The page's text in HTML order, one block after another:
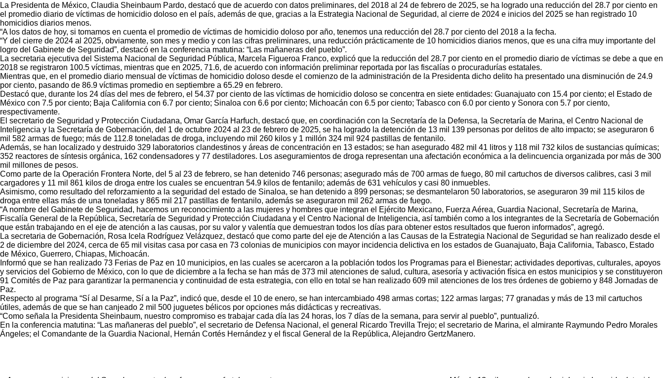
La Presidenta de México, Claudia Sheinbaum Pardo, destacó que de acuerdo con datos preliminares, del 2018 al 24 de febrero de 2025, se ha logrado una reducción del 28.7 por ciento en
el promedio diario de víctimas de homicidio doloso en el país, además de que, gracias a la Estrategia Nacional de Seguridad, al cierre de 2024 e inicios del 2025 se han registrado 10
homicidios diarios menos.
“A los datos de hoy, si tomamos en cuenta el promedio de víctimas de homicidio doloso por año, tenemos una reducción del 28.7 por ciento del 2018 a la fecha.
“Y del cierre de 2024 al 2025, obviamente, son mes y medio y con las cifras preliminares, una reducción prácticamente de 10 homicidios diarios menos, que es una cifra muy importante del
logro del Gabinete de Seguridad”, destacó en la conferencia matutina: “Las mañaneras del pueblo”.
La secretaria ejecutiva del Sistema Nacional de Seguridad Pública, Marcela Figueroa Franco, explicó que la reducción del 28.7 por ciento en el promedio diario de víctimas se debe a que en
2018 se registraron 100.5 víctimas, mientras que en 2025, 71.6, de acuerdo con información preliminar reportada por las fiscalías o procuradurías estatales.
Mientras que, en el promedio diario mensual de víctimas de homicidio doloso desde el comienzo de la administración de la Presidenta dicho delito ha presentado una disminución de 24.9
por ciento, pasando de 86.9 víctimas promedio en septiembre a 65.29 en febrero.
Destacó que, durante los 24 días del mes de febrero, el 54.37 por ciento de las víctimas de homicidio doloso se concentra en siete entidades: Guanajuato con 15.4 por ciento; el Estado de
México con 7.5 por ciento; Baja California con 6.7 por ciento; Sinaloa con 6.6 por ciento; Michoacán con 6.5 por ciento; Tabasco con 6.0 por ciento y Sonora con 5.7 por ciento,
respectivamente.
El secretario de Seguridad y Protección Ciudadana, Omar García Harfuch, destacó que, en coordinación con la Secretaría de la Defensa, la Secretaría de Marina, el Centro Nacional de
Inteligencia y la Secretaría de Gobernación, del 1 de octubre 2024 al 23 de febrero de 2025, se ha logrado la detención de 13 mil 139 personas por delitos de alto impacto; se aseguraron 6
mil 582 armas de fuego; más de 112.8 toneladas de droga, incluyendo mil 260 kilos y 1 millón 324 mil 924 pastillas de fentanilo.
Además, se han localizado y destruido 329 laboratorios clandestinos y áreas de concentración en 13 estados; se han asegurado 482 mil 41 litros y 118 mil 732 kilos de sustancias químicas;
352 reactores de síntesis orgánica, 162 condensadores y 77 destiladores. Los aseguramientos de droga representan una afectación económica a la delincuencia organizada por más de 300
mil millones de pesos.
Como parte de la Operación Frontera Norte, del 5 al 23 de febrero, se han detenido 746 personas; asegurado más de 700 armas de fuego, 80 mil cartuchos de diversos calibres, casi 3 mil
cargadores y 11 mil 861 kilos de droga entre los cuales se encuentran 54.9 kilos de fentanilo; además de 631 vehículos y casi 80 inmuebles.
Asimismo, como resultado del reforzamiento a la seguridad del estado de Sinaloa, se han detenido a 899 personas; se desmantelaron 50 laboratorios, se aseguraron 39 mil 115 kilos de
droga entre ellas más de una toneladas y 865 mil 217 pastillas de fentanilo, además se aseguraron mil 262 armas de fuego.
“A nombre del Gabinete de Seguridad, hacemos un reconocimiento a las mujeres y hombres que integran el Ejército Mexicano, Fuerza Aérea, Guardia Nacional, Secretaría de Marina,
Fiscalía General de la República, Secretaría de Seguridad y Protección Ciudadana y el Centro Nacional de Inteligencia, así también como a los integrantes de la Secretaría de Gobernación
que están trabajando en el eje de atención a las causas, por su valor y valentía que demuestran todos los días para obtener estos resultados que fueron informados”, agregó.
La secretaria de Gobernación, Rosa Icela Rodríguez Velázquez, destacó que como parte del eje de Atención a las Causas de la Estrategia Nacional de Seguridad se han realizado desde el
2 de diciembre del 2024, cerca de 65 mil visitas casa por casa en 73 colonias de municipios con mayor incidencia delictiva en los estados de Guanajuato, Baja California, Tabasco, Estado
de México, Guerrero, Chiapas, Michoacán.
Informó que se han realizado 73 Ferias de Paz en 10 municipios, en las cuales se acercaron a la población todos los Programas para el Bienestar; actividades deportivas, culturales, apoyos
y servicios del Gobierno de México, con lo que de diciembre a la fecha se han más de 373 mil atenciones de salud, cultura, asesoría y activación física en estos municipios y se constituyeron
91 Comités de Paz para garantizar la permanencia y continuidad de esta estrategia, con ello en total se han realizado 609 mil atenciones de los tres órdenes de gobierno y 848 Jornadas de
Paz.
Respecto al programa “Sí al Desarme, Sí a la Paz”, indicó que, desde el 10 de enero, se han intercambiado 498 armas cortas; 122 armas largas; 77 granadas y más de 13 mil cartuchos
útiles, además de que se han canjeado 2 mil 500 juguetes bélicos por opciones más didácticas y recreativas.
“Como señala la Presidenta Sheinbaum, nuestro compromiso es trabajar cada día las 24 horas, los 7 días de la semana, para servir al pueblo”, puntualizó.
En la conferencia matutina: “Las mañaneras del pueblo”, el secretario de Defensa Nacional, el general Ricardo Trevilla Trejo; el secretario de Marina, el almirante Raymundo Pedro Morales
Ángeles; el Comandante de la Guardia Nacional, Hernán Cortés Hernández y el fiscal General de la República, Alejandro GertzManero.